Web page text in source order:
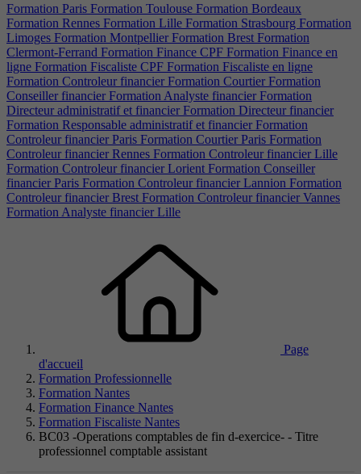
Formation Paris Formation Toulouse Formation Bordeaux
Formation Rennes Formation Lille Formation Strasbourg Formation
Limoges Formation Montpellier Formation Brest Formation
Clermont-Ferrand Formation Finance CPF Formation Finance en
ligne Formation Fiscaliste CPF Formation Fiscaliste en ligne
Formation Controleur financier Formation Courtier Formation
Conseiller financier Formation Analyste financier Formation
Directeur administratif et financier Formation Directeur financier
Formation Responsable administratif et financier Formation
Controleur financier Paris Formation Courtier Paris Formation
Controleur financier Rennes Formation Controleur financier Lille
Formation Controleur financier Lorient Formation Conseiller
financier Paris Formation Controleur financier Lannion Formation
Controleur financier Brest Formation Controleur financier Vannes
Formation Analyste financier Lille
Page
d'accueil
Formation Professionnelle
Formation Nantes
Formation Finance Nantes
Formation Fiscaliste Nantes
BC03 -Operations comptables de fin d-exercice- - Titre
professionnel comptable assistant